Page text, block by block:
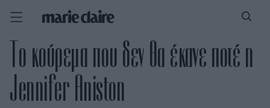
Tο κούρεμα που δεν θα έκανε ποτέ η
Jennifer Aniston